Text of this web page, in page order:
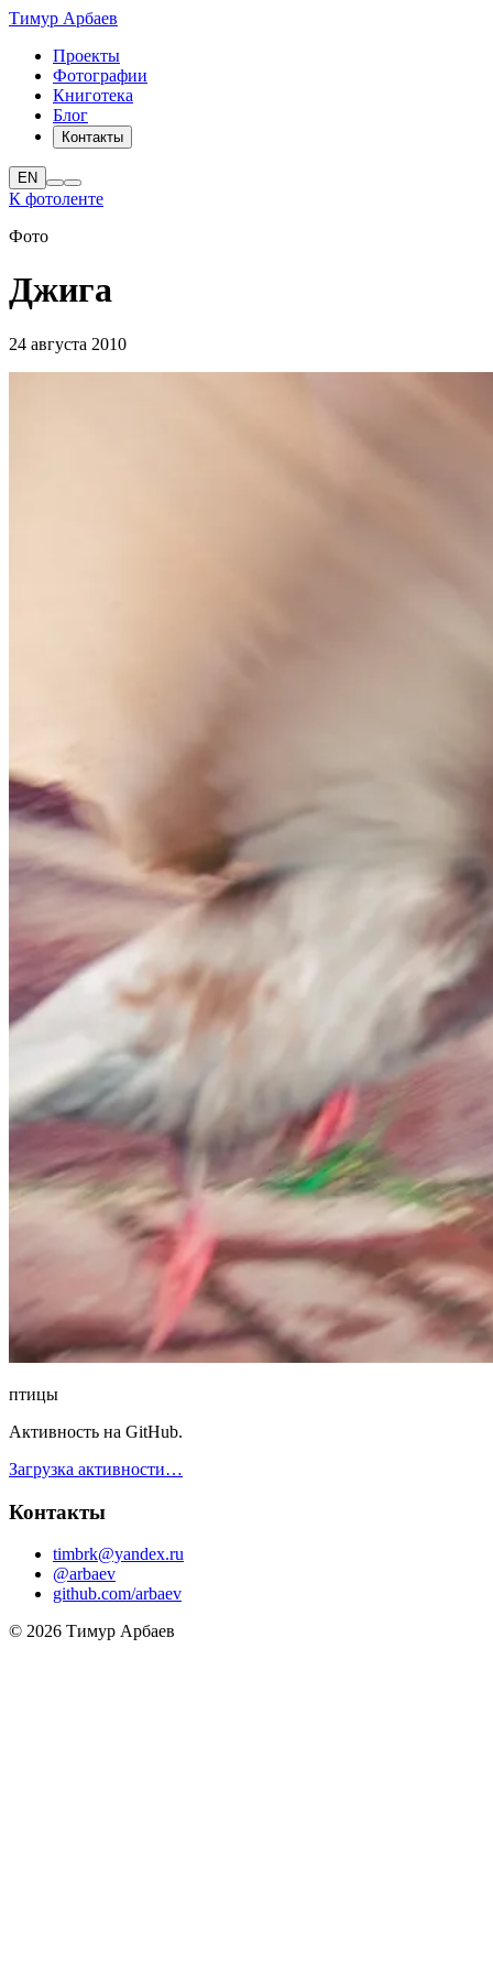
Тимур Арбаев
Проекты
Фотографии
Книготека
Блог
Контакты
EN
К фотоленте
Фото
Джига
24 августа 2010
птицы
Активность на GitHub.
Загрузка активности…
Контакты
timbrk@yandex.ru
@arbaev
github.com/arbaev
© 2026 Тимур Арбаев